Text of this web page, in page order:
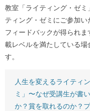
教室「ライティング・ゼ
ティング・ゼミにご参加
フィードバックが得られ
載レベルを満たしている
す。
人生を変えるライティ
ミ」〜なぜ受講生が書
か？賞を取れるのか？